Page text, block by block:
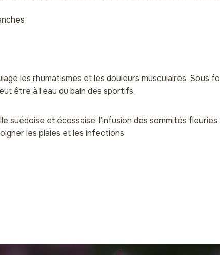
les rhumatismes et les douleurs musculaires. Sous
être à l’eau du bain des sportifs.
suédoise et écossaise, l’infusion des sommités fleuries
les plaies et les infections.